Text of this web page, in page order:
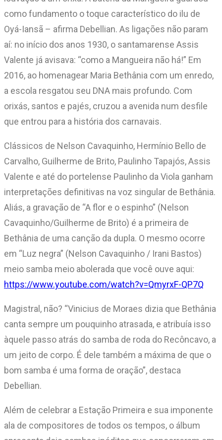
como fundamento o toque característico do ilu de
Oyá-Iansã – afirma Debellian. As ligações não param
aí: no início dos anos 1930, o santamarense Assis
Valente já avisava: “como a Mangueira não há!” Em
2016, ao homenagear Maria Bethânia com um enredo,
a escola resgatou seu DNA mais profundo. Com
orixás, santos e pajés, cruzou a avenida num desfile
que entrou para a história dos carnavais.
Clássicos de Nelson Cavaquinho, Hermínio Bello de
Carvalho, Guilherme de Brito, Paulinho Tapajós, Assis
Valente e até do portelense Paulinho da Viola ganham
interpretações definitivas na voz singular de Bethânia.
Aliás, a gravação de “A flor e o espinho” (Nelson
Cavaquinho/Guilherme de Brito) é a primeira de
Bethânia de uma canção da dupla. O mesmo ocorre
em “Luz negra” (Nelson Cavaquinho / Irani Bastos)
meio samba meio abolerada que você ouve aqui:
https://www.youtube.com/watch?v=QmyrxF-QP7Q
Magistral, não? “Vinicius de Moraes dizia que Bethânia
canta sempre um pouquinho atrasada, e atribuía isso
àquele passo atrás do samba de roda do Recôncavo, a
um jeito de corpo. É dele também a máxima de que o
bom samba é uma forma de oração”, destaca
Debellian.
Além de celebrar a Estação Primeira e sua imponente
ala de compositores de todos os tempos, o álbum